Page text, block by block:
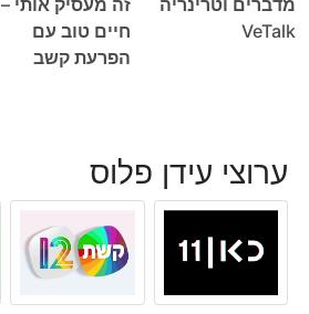
VeTalk
חיים טוב עם
הפרעת קשב
ערוצי עידן פלוס